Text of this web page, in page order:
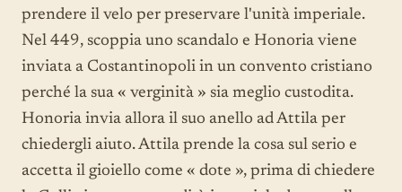
prendere il velo per preservare l'unità imperiale.
Nel 449, scoppia uno scandalo e Honoria viene
inviata a Costantinopoli in un convento cristiano
perché la sua « verginità » sia meglio custodita.
Honoria invia allora il suo anello ad Attila per
chiedergli aiuto. Attila prende la cosa sul serio e
accetta il gioiello come « dote », prima di chiedere